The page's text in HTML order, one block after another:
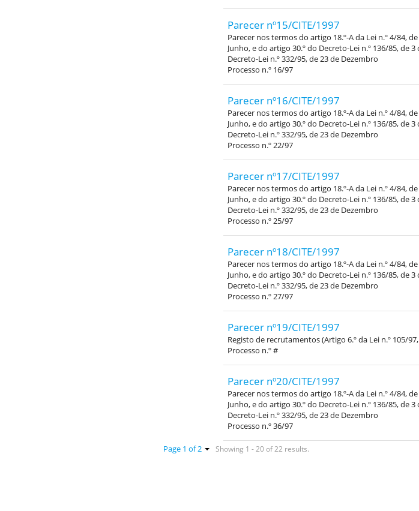
Parecer nº15/CITE/1997
Parecer nos termos do artigo 18.º-A da Lei n.º 4/84,
Junho, e do artigo 30.º do Decreto-Lei n.º 136/85, de
Decreto-Lei n.º 332/95, de 23 de Dezembro
Processo n.º 16/97
Parecer nº16/CITE/1997
Parecer nos termos do artigo 18.º-A da Lei n.º 4/84,
Junho, e do artigo 30.º do Decreto-Lei n.º 136/85, de
Decreto-Lei n.º 332/95, de 23 de Dezembro
Processo n.º 22/97
Parecer nº17/CITE/1997
Parecer nos termos do artigo 18.º-A da Lei n.º 4/84,
Junho, e do artigo 30.º do Decreto-Lei n.º 136/85, de
Decreto-Lei n.º 332/95, de 23 de Dezembro
Processo n.º 25/97
Parecer nº18/CITE/1997
Parecer nos termos do artigo 18.º-A da Lei n.º 4/84,
Junho, e do artigo 30.º do Decreto-Lei n.º 136/85, de
Decreto-Lei n.º 332/95, de 23 de Dezembro
Processo n.º 27/97
Parecer nº19/CITE/1997
Registo de recrutamentos (Artigo 6.º da Lei n.º 105/
Processo n.º #
Parecer nº20/CITE/1997
Parecer nos termos do artigo 18.º-A da Lei n.º 4/84,
Junho, e do artigo 30.º do Decreto-Lei n.º 136/85, de
Decreto-Lei n.º 332/95, de 23 de Dezembro
Processo n.º 36/97
Page 1 of 2 Showing 1 - 20 of 22 results.